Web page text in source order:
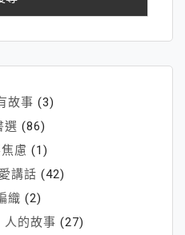
故事 (3)
選 (86)
慮 (1)
講話 (42)
織 (2)
人的故事 (27)